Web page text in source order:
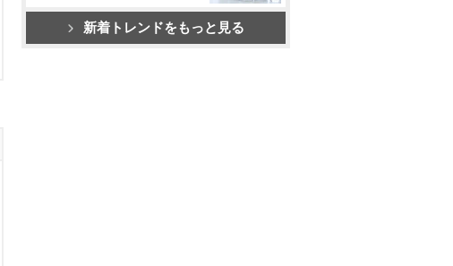
新着トレンドをもっと見る